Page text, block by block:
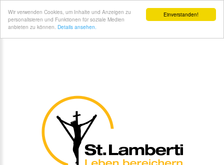
Einverstanden!
Wir verwenden Cookies, um Inhalte und Anzeigen zu
personalisieren und Funktionen für soziale Medien
anbieten zu können. Details ansehen.